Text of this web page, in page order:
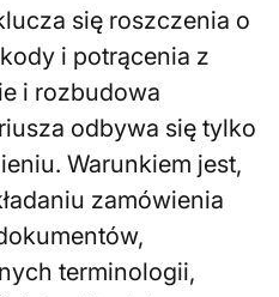
się roszczenia o
i potrącenia z
i rozbudowa
odbywa się tylko
Warunkiem jest,
zamówienia
terminologii,